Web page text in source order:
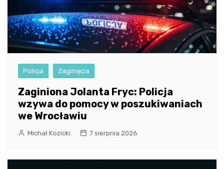
Policja Zaginięcia
Zaginiona Jolanta Fryc: Policja
wzywa do pomocy w poszukiwaniach
we Wrocławiu
Michał Kozicki 7 sierpnia 2026